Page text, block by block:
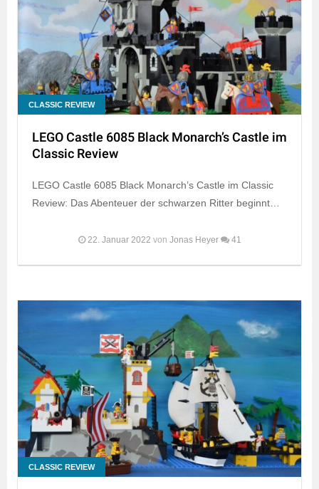
CLASSIC REVIEW
LEGO Castle 6085 Black Monarch’s Castle im
Classic Review
LEGO Castle 6085 Black Monarch’s Castle im Classic
Review: Das Abenteuer der schwarzen Ritter beginnt…
22. Januar 2022 von Jonas Heyer 41
CLASSIC REVIEW